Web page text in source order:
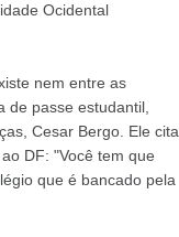
Ocidental
nem entre as
de passe estudantil,
Cesar Bergo. Ele cita
DF: "Você tem que
que é bancado pela